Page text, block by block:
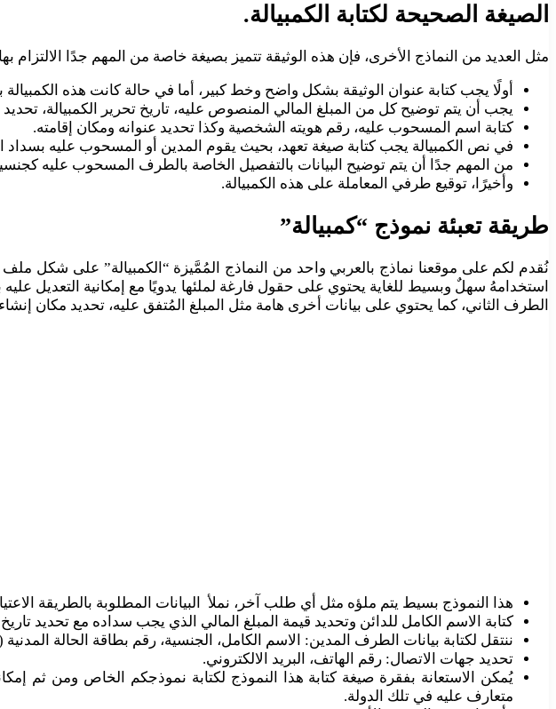
الصيغة الصحيحة لكتابة الكمبيالة.
مثل العديد من النماذج الأخرى، فإن هذه الوثيقة تتميز بصيغة خاصة من المهم جدًا الالتزام
أولًا يجب كتابة عنوان الوثيقة بشكل واضح وخط كبير، أما في حالة كانت هذه الكمبيالة
يجب أن يتم توضيح كل من المبلغ المالي المنصوص عليه، تاريخ تحرير الكمبيالة،
كتابة اسم المسحوب عليه، رقم هويته الشخصية وكذا تحديد عنوانه ومكان إقامته.
في نص الكمبيالة يجب كتابة صيغة تعهد، بحيث يقوم المدين أو المسحوب عليه
من المهم جدًا أن يتم توضيح البيانات بالتفصيل الخاصة بالطرف المسحوب عليه
وأخيرًا، توقيع طرفي المعاملة على هذه الكمبيالة.
طريقة تعبئة نموذج “كمبيالة”
استخدامهُ سهلٌ وبسيط للغاية يحتوي على حقول فارغة لملئها يدويًا مع إمكانية التعديل
الطرف الثاني، كما يحتوي على بيانات أخرى هامة مثل المبلغ المُتفق عليه، تحديد مكان
هذا النموذج بسيط يتم ملؤه مثل أي طلب آخر، نملأ البيانات المطلوبة بالطريقة
كتابة الاسم الكامل للدائن وتحديد قيمة المبلغ المالي الذي يجب سداده مع تحديد
ننتقل لكتابة بيانات الطرف المدين: الاسم الكامل، الجنسية، رقم بطاقة الحالة
تحديد جهات الاتصال: رقم الهاتف، البريد الالكتروني.
يُمكن الاستعانة بفقرة صيغة كتابة هذا النموذج لكتابة نموذجكم الخاص ومن ثم
متعارف عليه في تلك الدولة.